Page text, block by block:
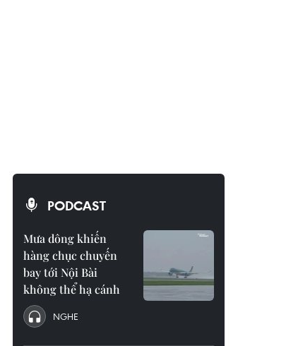
PODCAST
Mưa dông khiến
hàng chục chuyến
bay tới Nội Bài
không thể hạ cánh
NGHE